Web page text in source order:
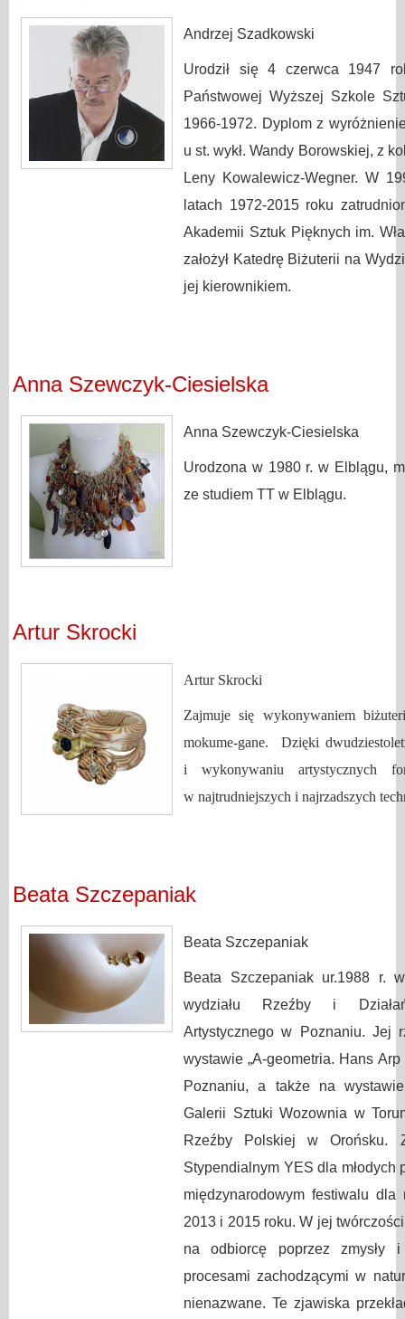
Andrzej Szadkowski
Urodził się 4 czerwca 1947
Państwowej Wyższej Szkole
1966-1972. Dyplom z
u st. wykł. Wandy Borowskiej, z
Leny Kowalewicz-Wegner. W
latach 1972-2015 roku
Akademii Sztuk Pięknych im.
założył Katedrę Biżuterii na
jej kierownikiem.
Anna Szewczyk-Ciesielska
Anna Szewczyk-Ciesielska
Urodzona w 1980 r. w Elblągu,
ze studiem TT w Elblągu.
Artur Skrocki
Artur Skrocki
Zajmuje się wykonywaniem
mokume-gane. Dzięki
i wykonywaniu artystycznych
w najtrudniejszych i najrzadszych
Beata Szczepaniak
Beata Szczepaniak
Beata Szczepaniak ur.1988 r.
wydziału Rzeźby i
Artystycznego w Poznaniu. Jej
wystawie „A-geometria. Hans
Poznaniu, a także na
Galerii Sztuki Wozownia w
Rzeźby Polskiej w Orońsku.
Stypendialnym YES dla
międzynarodowym festiwalu
2013 i 2015 roku. W jej
na odbiorcę poprzez zmysły
procesami zachodzącymi w
nienazwane. Te zjawiska